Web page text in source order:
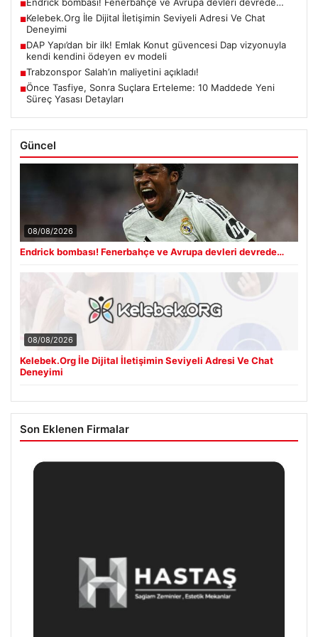
■
■Kelebek.Org İle Dijital İletişimin Seviyeli Adresi Ve Chat
Deneyimi
■DAP Yapı’dan bir ilk! Emlak Konut güvencesi Dap vizyonuyla
kendi kendini ödeyen ev modeli
■Trabzonspor Salah’ın maliyetini açıkladı!
■Önce Tasfiye, Sonra Suçlara Erteleme: 10 Maddede Yeni
Süreç Yasası Detayları
Güncel
08/08/2026
Endrick bombası! Fenerbahçe ve Avrupa devleri devrede…
08/08/2026
Kelebek.Org İle Dijital İletişimin Seviyeli Adresi Ve Chat
Deneyimi
Son Eklenen Firmalar